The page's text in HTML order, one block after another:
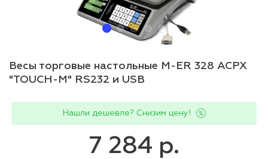
Весы торговые настольные M-ER 328 ACPX
"TOUCH-M" RS232 и USB
Нашли дешевле? Снизим цену!
7 284 р.